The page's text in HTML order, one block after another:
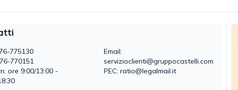
775130
770151
ore 9:00/13:00 -
Email:
servizioclienti@gruppocastelli.com
PEC: ratio@legalmail.it